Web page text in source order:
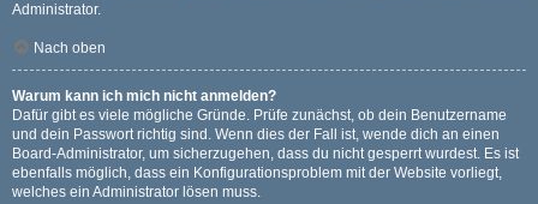
Administrator.
Nach oben
Warum kann ich mich nicht anmelden?
Dafür gibt es viele mögliche Gründe. Prüfe zunächst, ob dein Benutzername
und dein Passwort richtig sind. Wenn dies der Fall ist, wende dich an einen
Board-Administrator, um sicherzugehen, dass du nicht gesperrt wurdest. Es ist
ebenfalls möglich, dass ein Konfigurationsproblem mit der Website vorliegt,
welches ein Administrator lösen muss.